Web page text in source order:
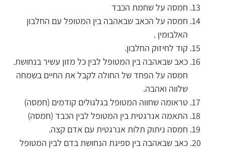
חמסה על שחמת הכבד
חמסה על הכאב שבאהבה בין המטופל עם החלבון
האלבומין .
קוד לחיזוק החלבון.
כאב שבאהבה בין המטופל לבין כל מזון עשיר בנחושת.
חמסה על הפחד של החולה לקבל את החיים בשמחה
שלווה ואהבה.
טראומה שחווה המטופל בגלגולים קודמים (חמסה)
התאמה אנרגטית בין המטופל לבין הכבד (חמסה)
חמסה ניתוק תלות אנרגטית עם אדם קצה.
כאב שבאהבה בין ספיגת הנחושת בדם לבין המטופל